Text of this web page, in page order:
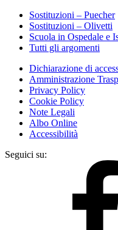
Sostituzioni – Puecher
Sostituzioni – Olivetti
Scuola in Ospedale e
Tutti gli argomenti
Dichiarazione di
Amministrazione
Privacy Policy
Cookie Policy
Note Legali
Albo Online
Accessibilità
Seguici su: